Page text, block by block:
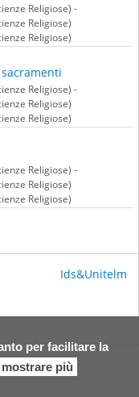
per facilitare la
più
Religiose) -
Religiose)
Religiose)
Religiose) -
Religiose)
Religiose)
Religiose) -
Religiose)
Religiose)
Ids&Unitelm